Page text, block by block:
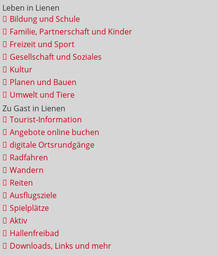
Leben in Lienen
Bildung und Schule
Familie, Partnerschaft und Kinder
Freizeit und Sport
Gesellschaft und Soziales
Kultur
Planen und Bauen
Umwelt und Tiere
Zu Gast in Lienen
Tourist-Information
Angebote online buchen
digitale Ortsrundgänge
Radfahren
Wandern
Reiten
Ausflugsziele
Spielplätze
Aktiv
Hallenfreibad
Downloads, Links und mehr